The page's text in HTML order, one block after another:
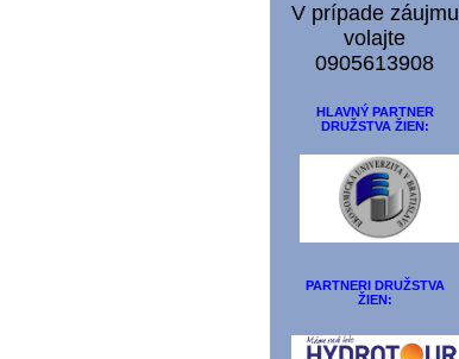
V prípade záujmu
volajte
0905613908
HLAVNÝ PARTNER
DRUŽSTVA ŽIEN:
PARTNERI DRUŽSTVA
ŽIEN: